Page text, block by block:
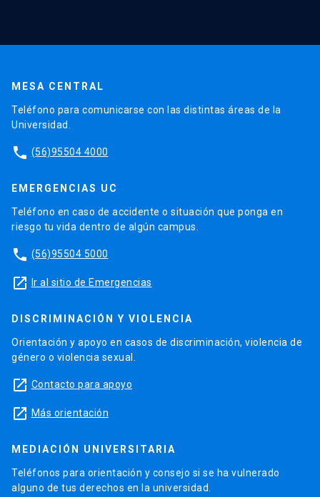
MESA CENTRAL
Teléfono para comunicarse con las distintas áreas de la
Universidad.
phone (56)95504 4000
EMERGENCIAS UC
Teléfono en caso de accidente o situación que ponga en
riesgo tu vida dentro de algún campus.
phone (56)95504 5000
launch Ir al sitio de Emergencias
DISCRIMINACIÓN Y VIOLENCIA
Orientación y apoyo en casos de discriminación, violencia de
género o violencia sexual.
launch Contacto para apoyo
launch Más orientación
MEDIACIÓN UNIVERSITARIA
Teléfonos para orientación y consejo si se ha vulnerado
alguno de tus derechos en la universidad.